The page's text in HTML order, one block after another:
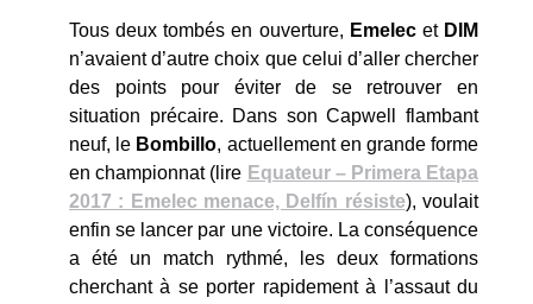
Tous deux tombés en ouverture, Emelecet DIM
n’avaient d’autre choix que celui d’aller chercher
des points pour éviter de se retrouver en
situation précaire. Dans son Capwell flambant
neuf, le Bombillo, actuellement en grande forme
en championnat (lire Equateur – Primera Etapa
2017 : Emelec menace, Delfín résiste), voulait
enfin se lancer par une victoire. La conséquence
a été un match rythmé, les deux formations
cherchant à se porter rapidement à l’assaut du